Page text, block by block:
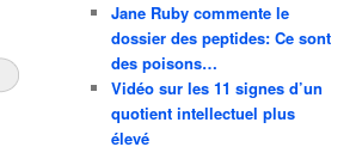
Jane Ruby commente le
dossier des peptides: Ce sont
des poisons…
Vidéo sur les 11 signes d’un
quotient intellectuel plus
élevé